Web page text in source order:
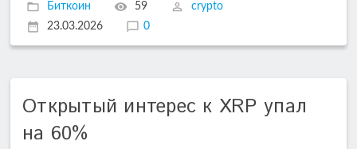
Биткоин 59
crypto
23.03.2026
0
Открытый интерес к XRP упал
на 60%